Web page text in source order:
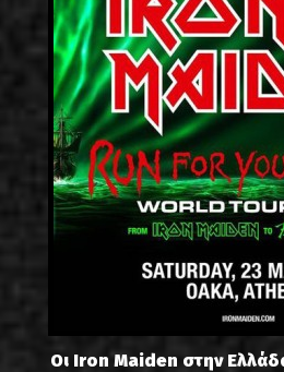
Οι Iron Maiden στην